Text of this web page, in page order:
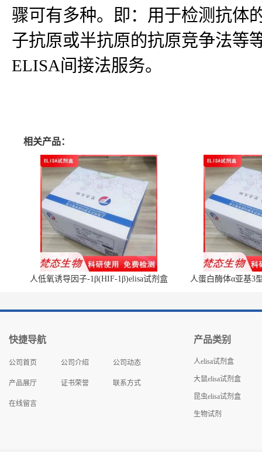
骤可有多种。即：用于检测抗体
子抗原或半抗原的抗原竞争法等
ELISA间接法服务。
相关产品：
人低氧诱导因子-1β(HIF-1β)elisa试剂盒 人蛋白酶体α亚基3
快捷导航
公司首页 公司介绍 公司动态
产品展厅 证书荣誉 联系方式
在线留言
产品类别
人elisa试剂盒
大鼠elisa试剂盒
昆虫elisa试剂盒
生物试剂